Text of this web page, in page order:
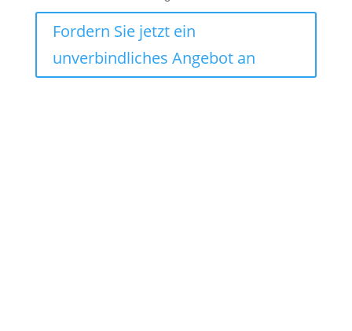
Fordern Sie jetzt ein
unverbindliches Angebot an